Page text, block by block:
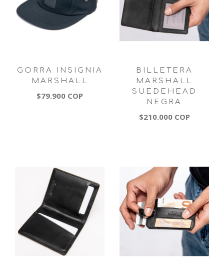
GORRA INSIGNIA
MARSHALL
$79.900 COP
BILLETERA
MARSHALL
SUEDEHEAD
NEGRA
$210.000 COP